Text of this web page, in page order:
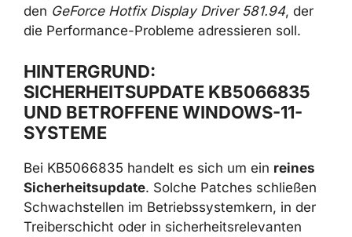
der Hersteller denGeForce Hotfix Display
Driver 581.94, der die Performance-Probleme
HINTERGRUND:
SICHERHEITSUPDATE KB5066835
UND BETROFFENE WINDOWS-11-
Bei KB5066835 handelt es sich um einreines
Sicherheitsupdate . Solche Patches schließen
Schwachstellen im Betriebssystemkern, in der